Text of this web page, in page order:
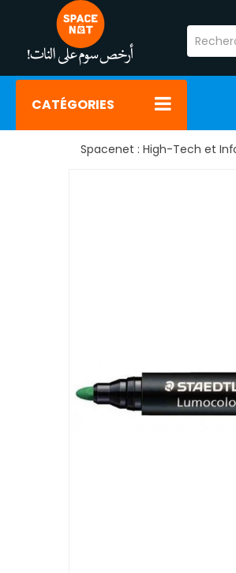
CATÉGORIES
Spacenet : High-Tech et